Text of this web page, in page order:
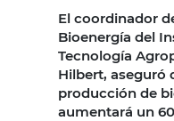
El coordinador
Bioenergía del
Tecnología
Hilbert, aseguró
producción de
aumentará un